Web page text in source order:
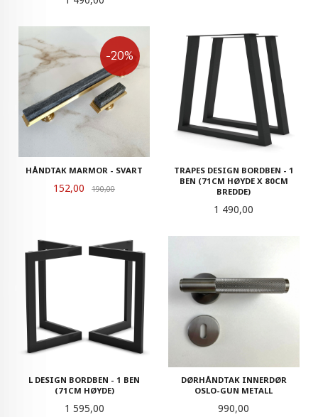
HÅNDTAK MARMOR - SVART
Tilbud
152,00 190,00Rabatt
-20%
TRAPES DESIGN BORDBEN - 1
BEN (71CM HØYDE X 80CM
BREDDE)
Pris
1 490,00
L DESIGN BORDBEN - 1 BEN
(71CM HØYDE)
Pris
1 595,00
DØRHÅNDTAK INNERDØR
OSLO-GUN METALL
Pris
990,00